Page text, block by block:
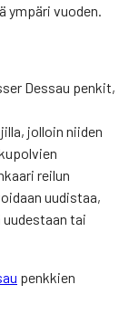
ympäri vuoden.
Dessau penkit,
jolloin niiden
reilun
uudistaa,
tai
penkkien